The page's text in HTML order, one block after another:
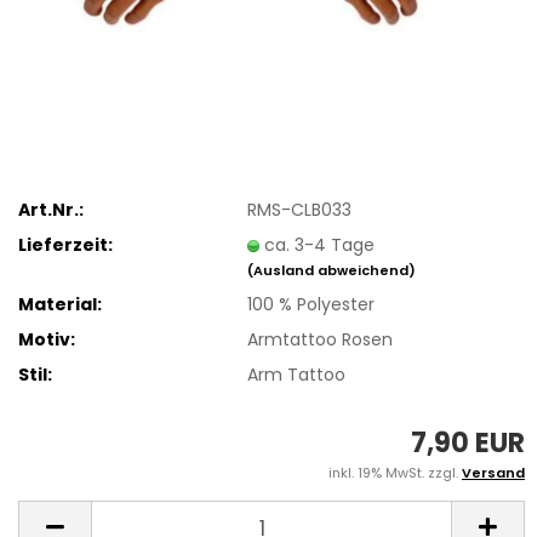
Art.Nr.:
RMS-CLB033
Lieferzeit:
ca. 3-4 Tage
(Ausland abweichend)
Material:
100 % Polyester
Motiv:
Armtattoo Rosen
Stil:
Arm Tattoo
7,90 EUR
inkl. 19% MwSt. zzgl.Versand